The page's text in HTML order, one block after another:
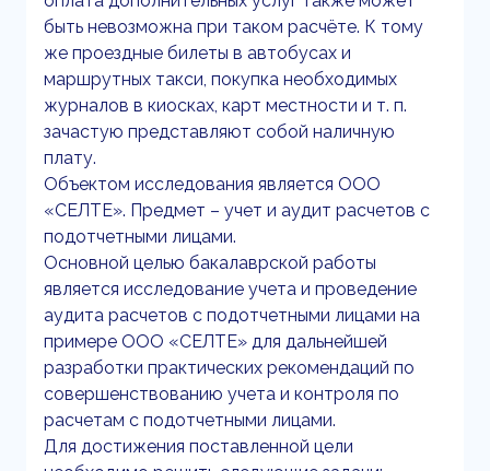
быть невозможна при таком расчёте. К тому
же проездные билеты в автобусах и
маршрутных такси, покупка необходимых
журналов в киосках, карт местности и т. п.
зачастую представляют собой наличную
плату.
Объектом исследования является ООО
«СЕЛТЕ». Предмет – учет и аудит расчетов с
подотчетными лицами.
Основной целью бакалаврской работы
является исследование учета и проведение
аудита расчетов с подотчетными лицами на
примере ООО «СЕЛТЕ» для дальнейшей
разработки практических рекомендаций по
совершенствованию учета и контроля по
расчетам с подотчетными лицами.
Для достижения поставленной цели